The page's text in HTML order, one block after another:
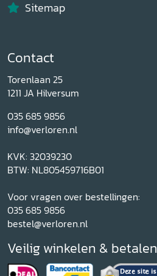
Sitemap
Contact
Torenlaan 25
1211 JA Hilversum
035 685 9856
info@verloren.nl
KVK: 32039230
BTW: NL805459716B01
Voor vragen over bestellingen:
035 685 9856
bestel@verloren.nl
Veilig winkelen & betalen